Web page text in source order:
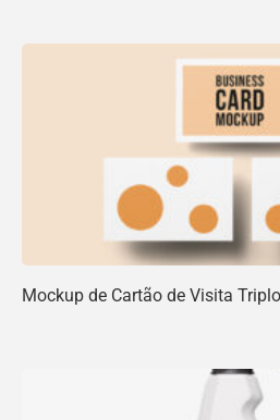
Mockup de Cartão de Visita